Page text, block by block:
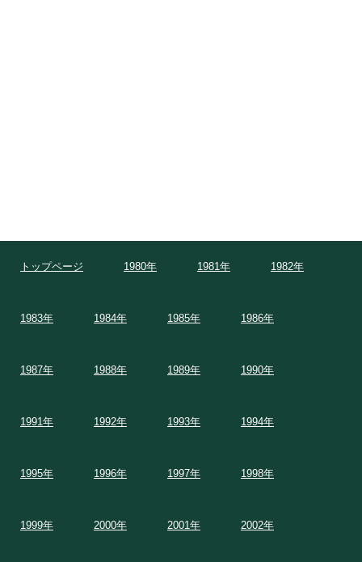
トップページ 1980年 1981年 1982年
1983年 1984年 1985年 1986年
1987年 1988年 1989年 1990年
1991年 1992年 1993年 1994年
1995年 1996年 1997年 1998年
1999年 2000年 2001年 2002年